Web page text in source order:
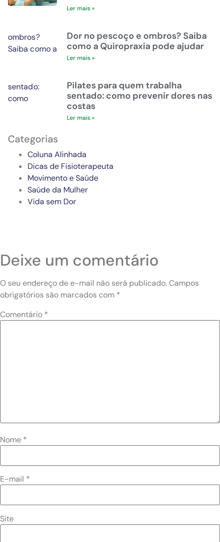
Ler mais »
Dor no pescoço e ombros? Saiba
como a Quiropraxia pode ajudar
Ler mais »
Pilates para quem trabalha
sentado: como prevenir dores nas
costas
Ler mais »
Categorias
Coluna Alinhada
Dicas de Fisioterapeuta
Movimento e Saúde
Saúde da Mulher
Vida sem Dor
Deixe um comentário
O seu endereço de e-mail não será publicado.Campos
obrigatórios são marcados com *
Comentário *
Nome *
E-mail *
Site